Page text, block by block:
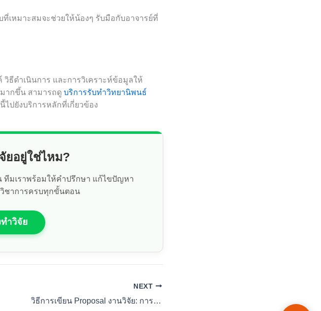
เหมาะสมจะช่วยให้น้องๆ รับมือกับอาจารย์ที่
ธีดำเนินการ และการวิเคราะห์ข้อมูลให้
ากขึ้น สามารถดู บริการรับทำวิทยานิพนธ์
ไปยังบริการหลักที่เกี่ยวข้อง
ยอยู่ใช่ไหม?
ทีมเราพร้อมให้คำปรึกษา แก้ไขปัญหา
ชาการครบทุกขั้นตอน
ำวิจัย
NEXT
วิธีการเขียน Proposal งานวิจัย: การวางแผนโครงร่าง